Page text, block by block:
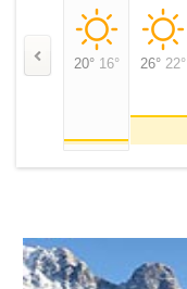
20° 16° 26° 22°